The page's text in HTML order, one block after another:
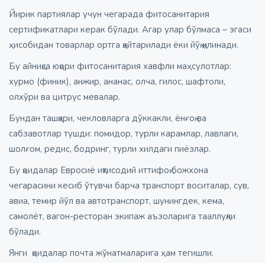
Йирик партиялар учун чегарада фитосанитария
сертификатлари керак бўлади. Агар улар бўлмаса – эгаси
ҳисобидан товарлар ортга қайтарилади ёки йўқ қилинади.
Бу айниқса юқори фитосанитария хавфли маҳсулотлар:
хурмо (финик), анжир, ананас, олча, гилос, шафтоли,
олхўри ва цитрус мевалар.
Бундан ташқари, чекловларга дўккакли, ёнғоқ ва
сабзавотлар тушди: помидор, турли карамлар, лавлаги,
шолғом, редис, бодринг, турли хилдаги пиёзлар.
Бу қоидалар Евросиё иқтисодий иттифоқ божхона
чегарасини кесиб ўтувчи барча транспорт воситалар, сув,
авиа, темир йўл ва автотранспорт, шунингдек, кема,
самолёт, вагон-ресторан экипаж аъзоларига тааллуқли
бўлади.
Янги қоидалар почта жўнатмаларига ҳам тегишли.